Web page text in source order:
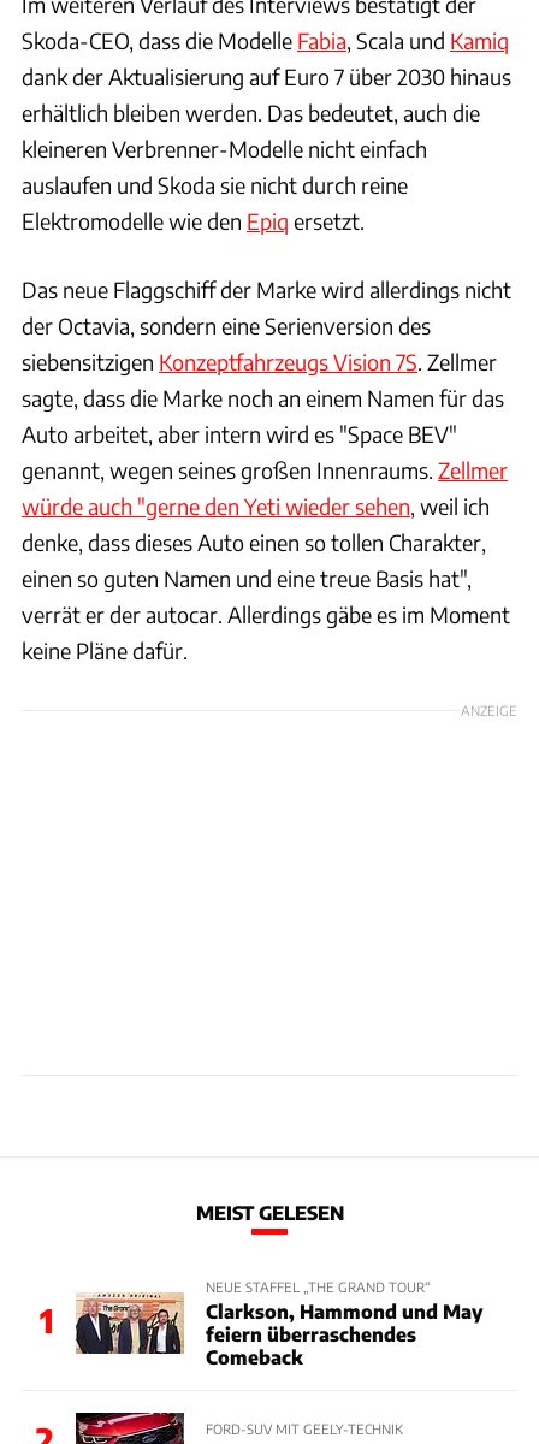
Skoda-CEO, dass die Modelle Fabia, Scala und Kamiq
dank der Aktualisierung auf Euro 7 über 2030 hinaus
erhältlich bleiben werden. Das bedeutet, auch die
kleineren Verbrenner-Modelle nicht einfach
auslaufen und Skoda sie nicht durch reine
Elektromodelle wie den Epiq ersetzt.
Das neue Flaggschiff der Marke wird allerdings nicht
der Octavia, sondern eine Serienversion des
siebensitzigen Konzeptfahrzeugs Vision 7S. Zellmer
sagte, dass die Marke noch an einem Namen für das
Auto arbeitet, aber intern wird es "Space BEV"
genannt, wegen seines großen Innenraums. Zellmer
würde auch "gerne den Yeti wieder sehen, weil ich
denke, dass dieses Auto einen so tollen Charakter,
einen so guten Namen und eine treue Basis hat",
verrät er der autocar. Allerdings gäbe es im Moment
keine Pläne dafür.
ANZEIGE
MEIST GELESEN
1
NEUE STAFFEL „THE GRAND TOUR“
Clarkson, Hammond und May
feiern überraschendes
Comeback
FORD-SUV MIT GEELY-TECHNIK